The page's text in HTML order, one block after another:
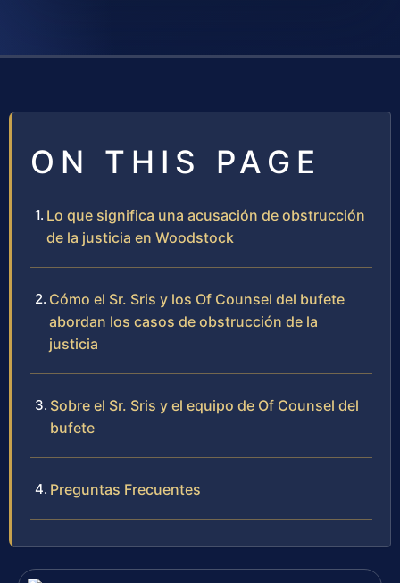
ON THIS PAGE
Lo que significa una acusación de obstrucción
de la justicia en Woodstock
Cómo el Sr. Sris y los Of Counsel del bufete
abordan los casos de obstrucción de la
justicia
Sobre el Sr. Sris y el equipo de Of Counsel del
bufete
Preguntas Frecuentes